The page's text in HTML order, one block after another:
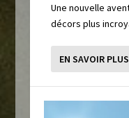
Une nouvelle
décors plus
EN SAVOIR PLUS